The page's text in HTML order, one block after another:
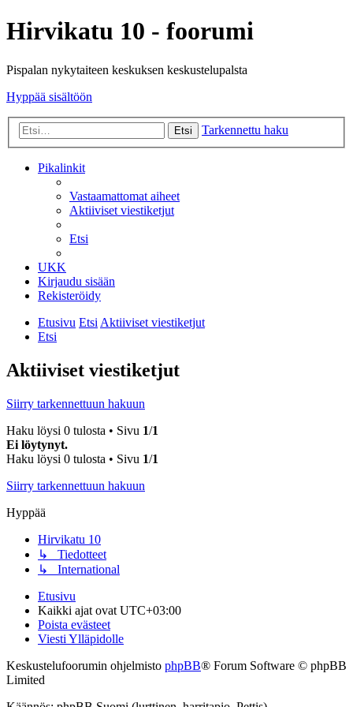
Hirvikatu 10 - foorumi
Pispalan nykytaiteen keskuksen keskustelupalsta
Hyppää sisältöön
Etsi Tarkennettu haku
Pikalinkit
Vastaamattomat aiheet
Aktiiviset viestiketjut
Etsi
UKK
Kirjaudu sisään
Rekisteröidy
Etusivu EtsiAktiiviset viestiketjut
Etsi
Aktiiviset viestiketjut
Siirry tarkennettuun hakuun
Haku löysi 0 tulosta • Sivu 1/1
Ei löytynyt.
Haku löysi 0 tulosta • Sivu 1/1
Siirry tarkennettuun hakuun
Hyppää
Hirvikatu 10
↳ Tiedotteet
↳ International
Etusivu
Kaikki ajat ovat UTC+03:00
Poista evästeet
Viesti Ylläpidolle
Keskustelufoorumin ohjelmisto phpBB® Forum Software © phpBB
Limited